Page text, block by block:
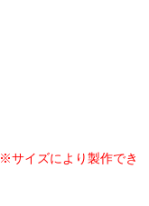
※サイズにより製作でき